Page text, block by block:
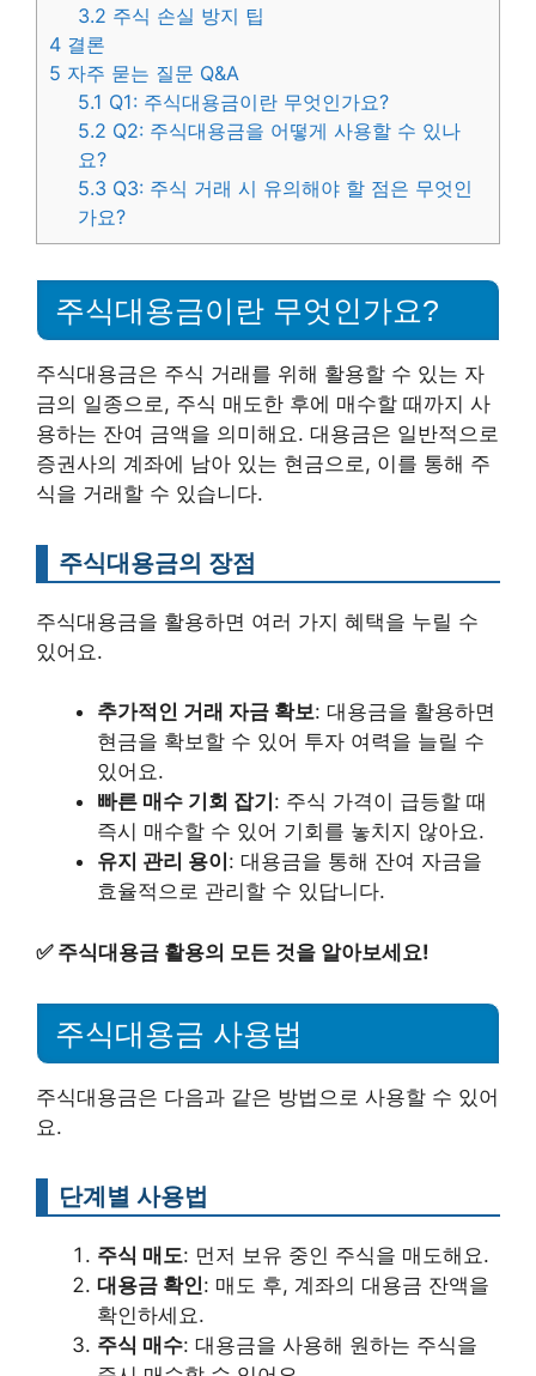
3.2 주식 손실 방지 팁
4 결론
5 자주 묻는 질문 Q&A
5.1 Q1: 주식대용금이란 무엇인가요?
5.2 Q2: 주식대용금을 어떻게 사용할 수 있나
요?
5.3 Q3: 주식 거래 시 유의해야 할 점은 무엇인
가요?
주식대용금이란 무엇인가요?
주식대용금은 주식 거래를 위해 활용할 수 있는 자
금의 일종으로, 주식 매도한 후에 매수할 때까지 사
용하는 잔여 금액을 의미해요. 대용금은 일반적으로
증권사의 계좌에 남아 있는 현금으로, 이를 통해 주
식을 거래할 수 있습니다.
주식대용금의 장점
주식대용금을 활용하면 여러 가지 혜택을 누릴 수
있어요.
추가적인 거래 자금 확보: 대용금을 활용하면
현금을 확보할 수 있어 투자 여력을 늘릴 수
있어요.
빠른 매수 기회 잡기 : 주식 가격이 급등할 때
즉시 매수할 수 있어 기회를 놓치지 않아요.
유지 관리 용이 : 대용금을 통해 잔여 자금을
효율적으로 관리할 수 있답니다.
✅ 주식대용금 활용의 모든 것을 알아보세요!
주식대용금 사용법
주식대용금은 다음과 같은 방법으로 사용할 수 있어
요.
단계별 사용법
주식 매도: 먼저 보유 중인 주식을 매도해요.
대용금 확인: 매도 후, 계좌의 대용금 잔액을
확인하세요.
주식 매수: 대용금을 사용해 원하는 주식을